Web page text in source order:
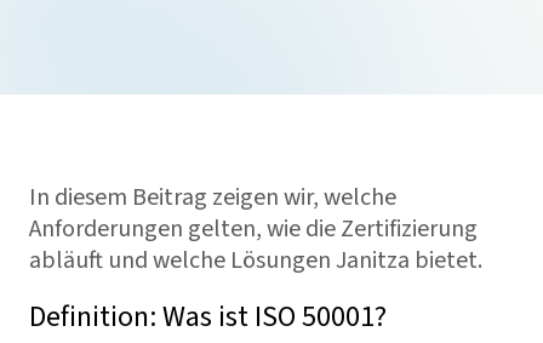
In diesem Beitrag zeigen wir, welche
Anforderungen gelten, wie die Zertifizierung
abläuft und welche Lösungen Janitza bietet.
Definition: Was ist ISO 50001?